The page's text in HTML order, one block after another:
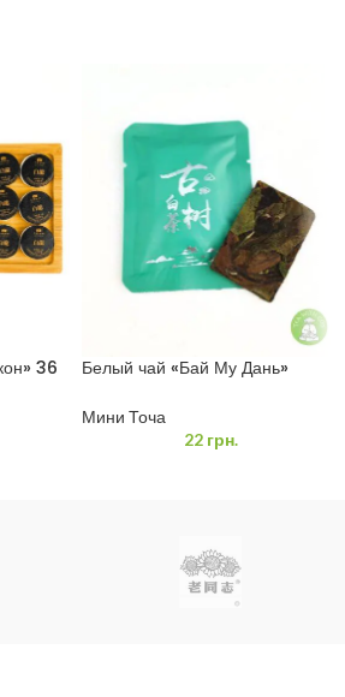
36
Белый чай «Бай Му Дань»
Мини Точа
22грн.